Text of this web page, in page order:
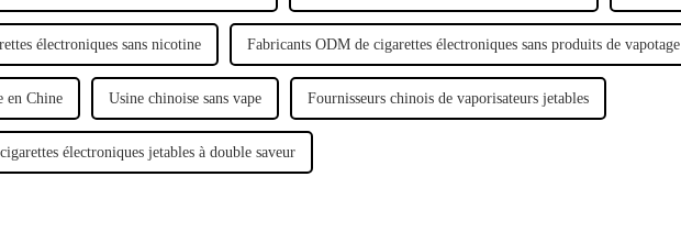
électroniques sans nicotine Fabricants ODM de cigarettes électroniques sans produits de vapotage
en Chine Usine chinoise sans vape Fournisseurs chinois de vaporisateurs jetables
électroniques jetables à double saveur